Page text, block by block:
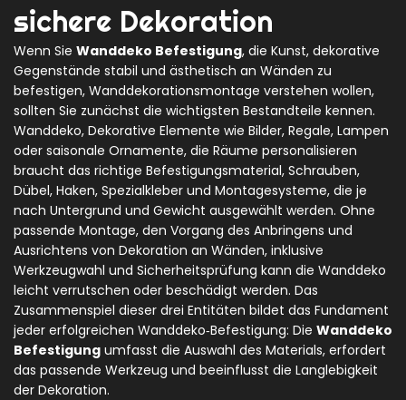
sichere Dekoration
Wenn Sie Wanddeko Befestigung, die Kunst, dekorative
Gegenstände stabil und ästhetisch an Wänden zu
befestigen, Wanddekorationsmontage verstehen wollen,
sollten Sie zunächst die wichtigsten Bestandteile kennen.
Wanddeko, Dekorative Elemente wie Bilder, Regale, Lampen
oder saisonale Ornamente, die Räume personalisieren
braucht das richtige Befestigungsmaterial, Schrauben,
Dübel, Haken, Spezialkleber und Montagesysteme, die je
nach Untergrund und Gewicht ausgewählt werden. Ohne
passende Montage, den Vorgang des Anbringens und
Ausrichtens von Dekoration an Wänden, inklusive
Werkzeugwahl und Sicherheitsprüfung kann die Wanddeko
leicht verrutschen oder beschädigt werden. Das
Zusammenspiel dieser drei Entitäten bildet das Fundament
jeder erfolgreichen Wanddeko‑Befestigung: Die Wanddeko
Befestigung umfasst die Auswahl des Materials, erfordert
das passende Werkzeug und beeinflusst die Langlebigkeit
der Dekoration.